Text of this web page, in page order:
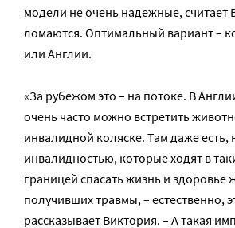
модели не очень надежные, считает
ломаются. Оптимальный вариант –
или Англии.
«За рубежом это – на потоке. В
очень часто можно встретить
инвалидной коляске. Там даже есть,
инвалидностью, которые ходят в
границей спасать жизнь и здоровье
получивших травмы, – естественно,
рассказывает Виктория. – А такая